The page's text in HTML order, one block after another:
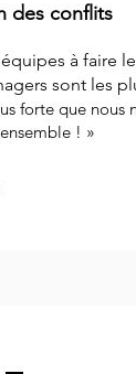
des conflits
à faire
sont les
forte que nous
! »